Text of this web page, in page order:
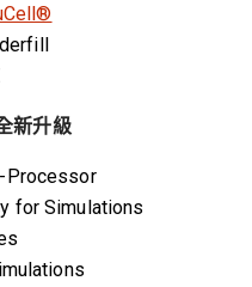
新升級
Processor
for Simulations